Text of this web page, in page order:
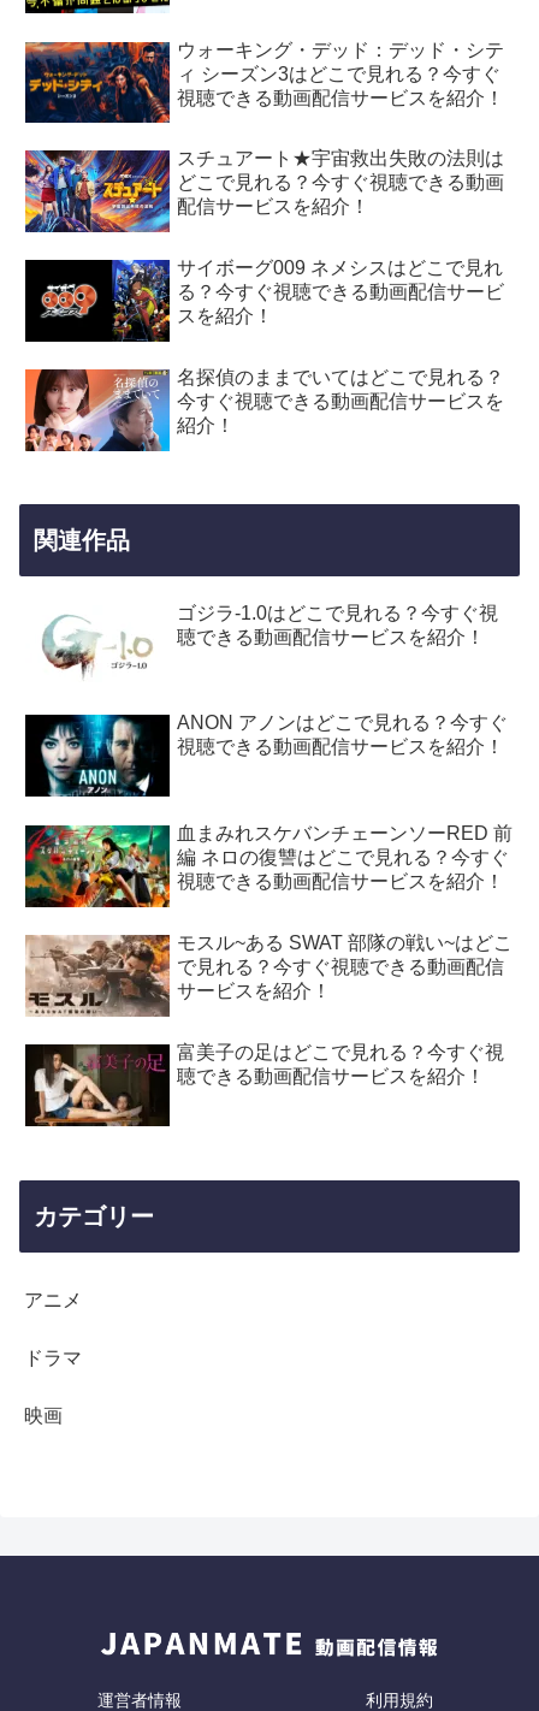
ウォーキング・デッド：デッド・シテ
ィ シーズン3はどこで見れる？今すぐ
視聴できる動画配信サービスを紹介！
スチュアート★宇宙救出失敗の法則は
どこで見れる？今すぐ視聴できる動画
配信サービスを紹介！
サイボーグ009 ネメシスはどこで見れ
る？今すぐ視聴できる動画配信サービ
スを紹介！
名探偵のままでいてはどこで見れる？
今すぐ視聴できる動画配信サービスを
紹介！
関連作品
ゴジラ-1.0はどこで見れる？今すぐ視
聴できる動画配信サービスを紹介！
ANON アノンはどこで見れる？今すぐ
視聴できる動画配信サービスを紹介！
血まみれスケバンチェーンソーRED 前
編 ネロの復讐はどこで見れる？今すぐ
視聴できる動画配信サービスを紹介！
モスル~ある SWAT 部隊の戦い~はどこ
で見れる？今すぐ視聴できる動画配信
サービスを紹介！
富美子の足はどこで見れる？今すぐ視
聴できる動画配信サービスを紹介！
カテゴリー
アニメ
ドラマ
映画
運営者情報 利用規約